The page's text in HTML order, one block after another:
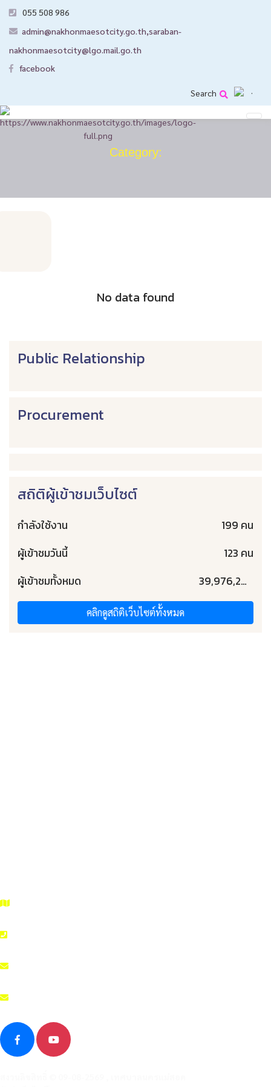
055 508 986
admin@nakhonmaesotcity.go.th,saraban-
nakhonmaesotcity@lgo.mail.go.th
facebook
Search
Category:
No data found
Public Relationship
Procurement
สถิติผู้เข้าชมเว็บไซต์
กำลังใช้งาน
199 คน
ผู้เข้าชมวันนี้
123 คน
ผู้เข้าชมทั้งหมด
39,976,203 คน
คลิกดูสถิติเว็บไซต์ทั้งหมด